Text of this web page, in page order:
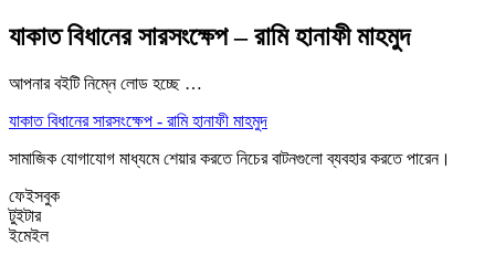
যাকাত বিধানের সারসংক্ষেপ – রামি হানাফী মাহমুদ
আপনার বইটি নিম্নে লোড হচ্ছে …
যাকাত বিধানের সারসংক্ষেপ - রামি হানাফী মাহমুদ
সামাজিক যোগাযোগ মাধ্যমে শেয়ার করতে নিচের বাটনগুলো ব্যবহার করতে পারেন।
ফেইসবুক
টুইটার
ইমেইল